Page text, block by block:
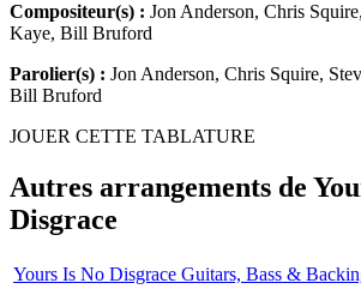
Compositeur(s) : Jon Anderson, Chris
Kaye, Bill Bruford
Parolier(s) : Jon Anderson, Chris Squire,
Bill Bruford
JOUER CETTE TABLATURE
Autres arrangements de
Disgrace
Yours Is No Disgrace Guitars, Bass &